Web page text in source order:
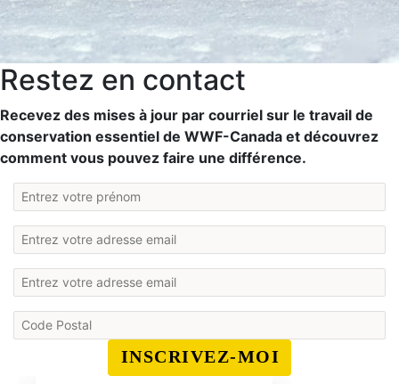
Restez en contact
Recevez des mises à jour par courriel sur le travail de
conservation essentiel de WWF-Canada et découvrez
comment vous pouvez faire une différence.
INSCRIVEZ-MOI